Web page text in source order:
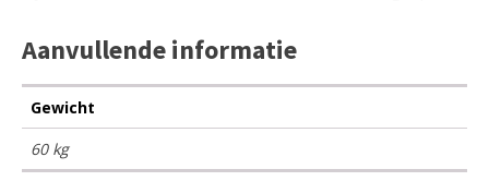
Aanvullende informatie
Gewicht
60 kg